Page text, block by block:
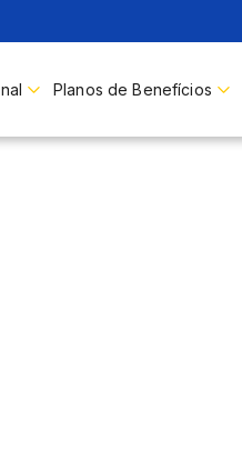
Planos de Benefícios